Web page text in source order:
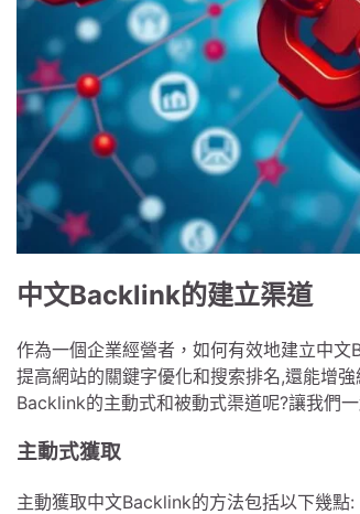
中文Backlink的建立渠道
作為一個企業經營者，如何有效地建立中
提高網站的關鍵字優化和搜索排名,還能增
Backlink的主動式和被動式渠道呢?讓我們一
主動式獲取
主動獲取中文Backlink的方法包括以下幾點: